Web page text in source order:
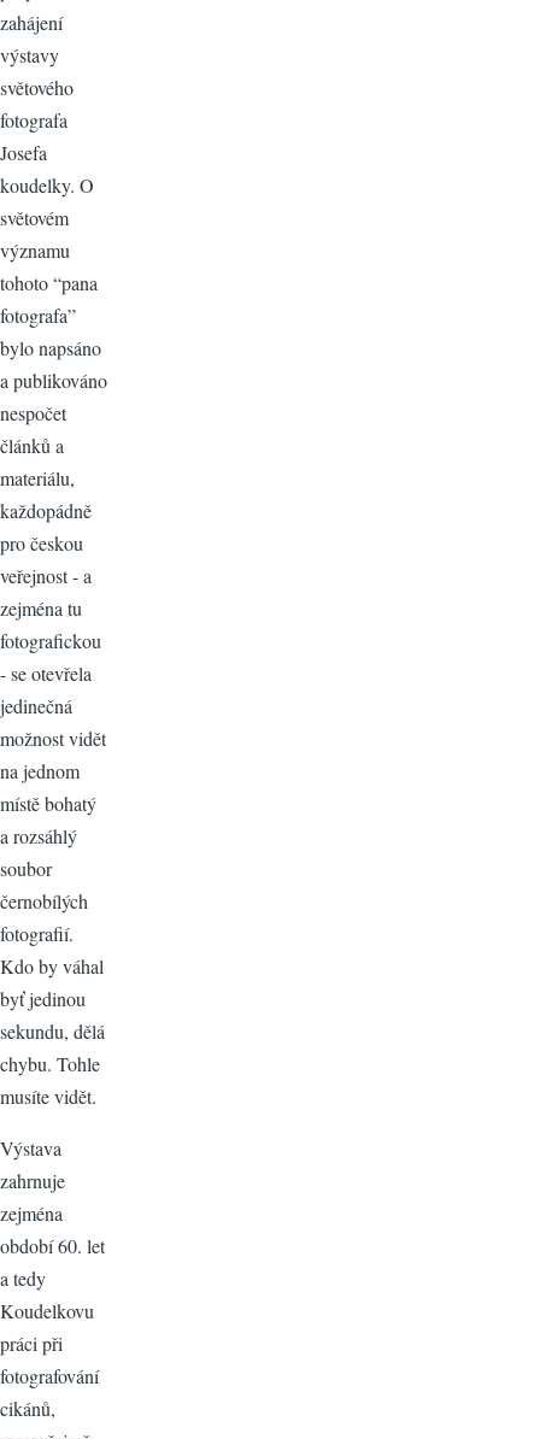
zahájení
výstavy
světového
fotografa
Josefa
koudelky. O
světovém
významu
tohoto “pana
fotografa”
bylo napsáno
a publikováno
nespočet
článků a
materiálu,
každopádně
pro českou
veřejnost - a
zejména tu
fotografickou
- se otevřela
jedinečná
možnost vidět
na jednom
místě bohatý
a rozsáhlý
soubor
černobílých
fotografií.
Kdo by váhal
byť jedinou
sekundu, dělá
chybu. Tohle
musíte vidět.
Výstava
zahrnuje
zejména
období 60. let
a tedy
Koudelkovu
práci při
fotografování
cikánů,